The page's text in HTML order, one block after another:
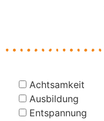
Achtsamkeit
Ausbildung
Entspannung